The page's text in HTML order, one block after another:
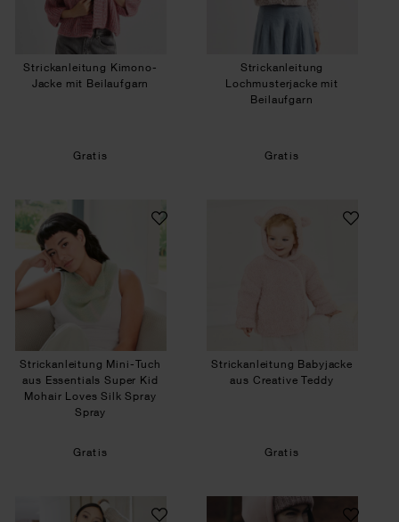
Strickanleitung Kimono-
Jacke mit Beilaufgarn
Gratis
Strickanleitung
Lochmusterjacke mit
Beilaufgarn
Gratis
Strickanleitung Mini-Tuch aus Essentials
Strickanleitung Mini-Tuch
aus Essentials Super Kid
Mohair Loves Silk Spray
Spray
Gratis
Strickanleitung
Strickanleitung Babyjacke
aus Creative Teddy
Gratis
Strickanleitung Jacke aus Creative Painted
Strickanleitung